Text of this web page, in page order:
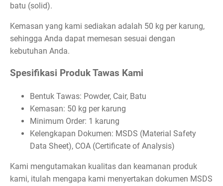
batu (solid).
Kemasan yang kami sediakan adalah 50 kg per karung,
sehingga Anda dapat memesan sesuai dengan
kebutuhan Anda.
Spesifikasi Produk Tawas Kami
Bentuk Tawas: Powder, Cair, Batu
Kemasan: 50 kg per karung
Minimum Order: 1 karung
Kelengkapan Dokumen: MSDS (Material Safety
Data Sheet), COA (Certificate of Analysis)
Kami mengutamakan kualitas dan keamanan produk
kami, itulah mengapa kami menyertakan dokumen MSDS